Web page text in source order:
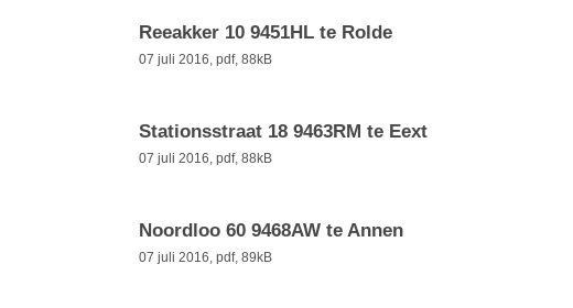
Reeakker 10 9451HL te Rolde
07 juli 2016, pdf, 88kB
Stationsstraat 18 9463RM te Eext
07 juli 2016, pdf, 88kB
Noordloo 60 9468AW te Annen
07 juli 2016, pdf, 89kB